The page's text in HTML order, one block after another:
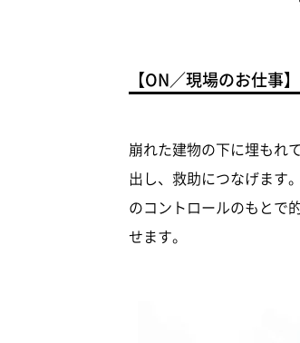
【ON／現場のお仕事
崩れた建物の下に埋もれ
出し、救助につなげます
のコントロールのもとで
せます。